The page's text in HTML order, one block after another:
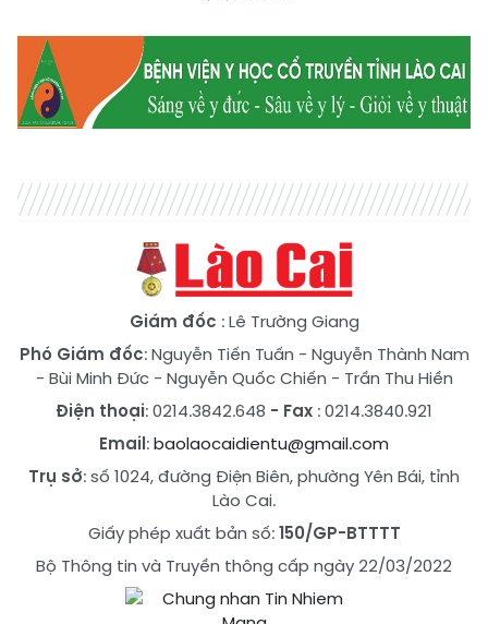
Giám đốc : Lê Trường Giang
Phó Giám đốc:Nguyễn Tiến Tuấn - Nguyễn Thành Nam
- Bùi Minh Đức- Nguyễn Quốc Chiến - Trần Thu Hiền
Điện thoại: 0214.3842.648 - Fax : 0214.3840.921
Email:baolaocaidientu@gmail.com
Trụ sở: số 1024, đường Điện Biên, phường Yên Bái, tỉnh
Lào Cai.
Giấy phép xuất bản số:150/GP-BTTTT
Bộ Thông tin và Truyền thông cấp ngày 22/03/2022